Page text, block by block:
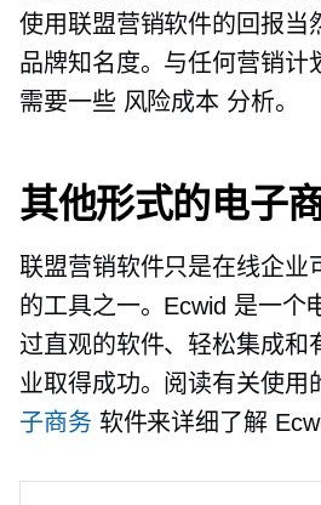
使用联盟营销软件的回报当
品牌知名度。与任何营销计
需要一些 风险成本 分析。
其他形式的电子
联盟营销软件只是在线企业
的工具之一。Ecwid 是一个
过直观的软件、轻松集成和
业取得成功。阅读有关使用
子商务 软件来详细了解